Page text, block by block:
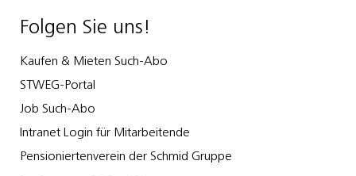
Folgen Sie uns!
Kaufen & Mieten Such-Abo
STWEG-Portal
Job Such-Abo
Intranet Login für Mitarbeitende
Pensioniertenverein der Schmid Gruppe